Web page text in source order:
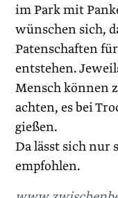
im Park mit
wünschen sich,
Patenschaften
entstehen.
Mensch können
achten, es bei
gießen.
Da lässt sich nur
empfohlen.